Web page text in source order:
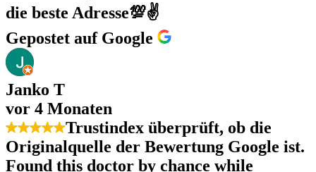
die beste Adresse💯✌️
Gepostet auf Google
Janko T
vor 4 Monaten
Trustindex überprüft, ob die
Originalquelle der Bewertung Google ist.
Found this doctor by chance while